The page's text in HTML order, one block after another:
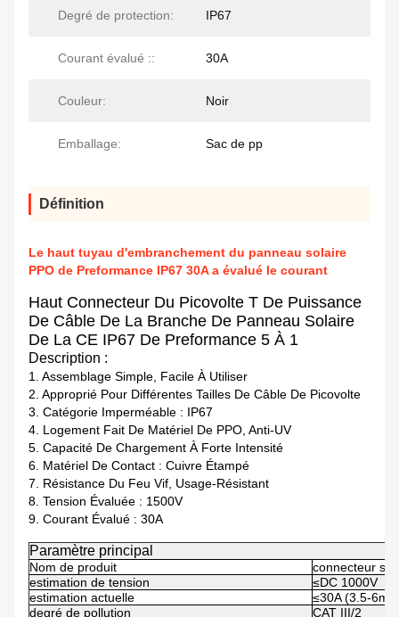
Degré de protection: IP67
Courant évalué :: 30A
Couleur: Noir
Emballage: Sac de pp
Définition
Le haut tuyau d'embranchement du panneau solaire
PPO de Preformance IP67 30A a évalué le courant
Haut Connecteur Du Picovolte T De Puissance
De Câble De La Branche De Panneau Solaire
De La CE IP67 De Preformance 5 À 1
Description :
1. Assemblage Simple, Facile À Utiliser
2. Approprié Pour Différentes Tailles De Câble De Picovolte
3. Catégorie Imperméable : IP67
4. Logement Fait De Matériel De PPO, Anti-UV
5. Capacité De Chargement À Forte Intensité
6. Matériel De Contact : Cuivre Étampé
7. Résistance Du Feu Vif, Usage-Résistant
8. Tension Évaluée : 1500V
9. Courant Évalué : 30A
Paramètre principal
Nom de produit
connecteur
estimation de tension
≤DC 1000V
estimation actuelle
≤30A (3.5-
degré de pollution
CAT III/2